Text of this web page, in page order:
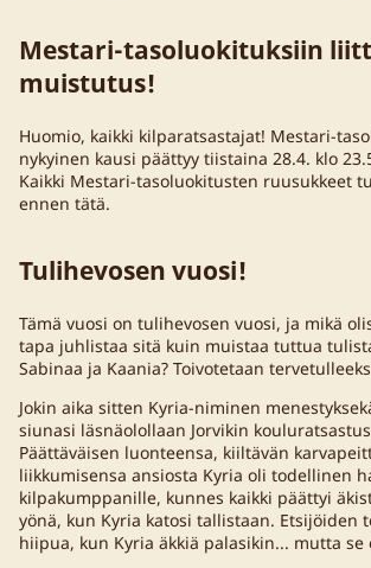
Mestari-tasoluokituksiin
muistutus!
Huomio, kaikki kilparatsastajat! Mestari-
nykyinen kausi päättyy tiistaina 28.4. klo
Kaikki Mestari-tasoluokitusten ruusukkeet
ennen tätä.
Tulihevosen vuosi!
Tämä vuosi on tulihevosen vuosi, ja mikä
tapa juhlistaa sitä kuin muistaa tuttua
Sabinaa ja Kaania? Toivotetaan
Jokin aika sitten Kyria-niminen
siunasi läsnäolollaan Jorvikin
Päättäväisen luonteensa, kiiltävän
liikkumisensa ansiosta Kyria oli todellinen
kilpakumppanille, kunnes kaikki päättyi
yönä, kun Kyria katosi tallistaan. Etsijöiden
hiipua, kun Kyria äkkiä palasikin... mutta